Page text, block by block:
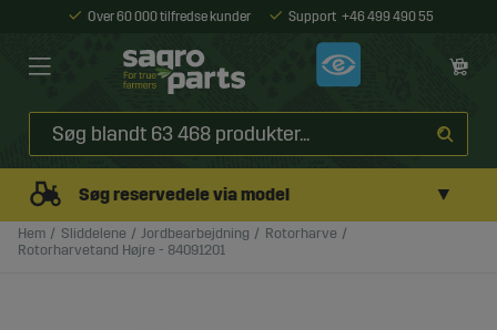
Over 60 000 tilfredse kunder Support +46 499 490 55
Søg reservedele via model ▼
Hem Sliddelene Jordbearbejdning
Rotorharve
Rotorharvetand Højre - 84091201